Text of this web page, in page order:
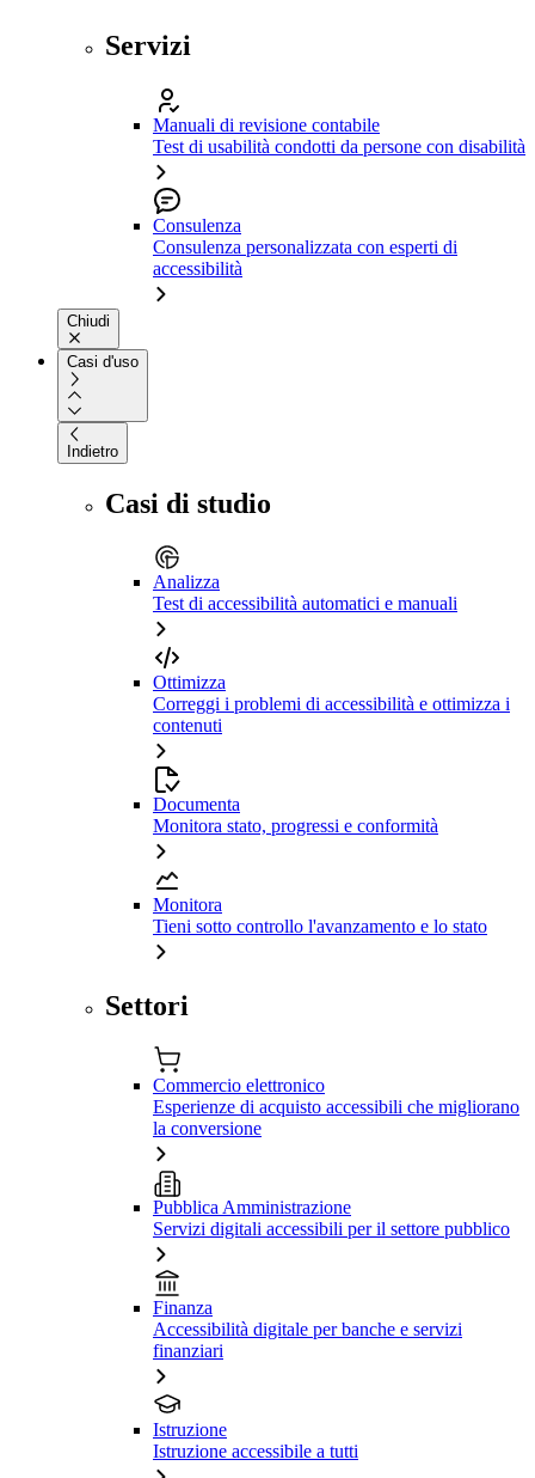
Servizi
Manuali di revisione contabile
Test di usabilità condotti da persone con disabilità
Consulenza
Consulenza personalizzata con esperti di
accessibilità
Chiudi
Casi d'uso
Indietro
Casi di studio
Analizza
Test di accessibilità automatici e manuali
Ottimizza
Correggi i problemi di accessibilità e ottimizza i
contenuti
Documenta
Monitora stato, progressi e conformità
Monitora
Tieni sotto controllo l'avanzamento e lo stato
Settori
Commercio elettronico
Esperienze di acquisto accessibili che migliorano
la conversione
Pubblica Amministrazione
Servizi digitali accessibili per il settore pubblico
Finanza
Accessibilità digitale per banche e servizi
finanziari
Istruzione
Istruzione accessibile a tutti